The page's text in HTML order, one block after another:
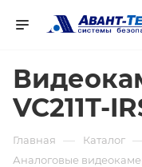
VC211T-
Главная — Каталог
Аналоговые